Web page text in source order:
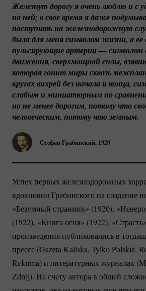
Стефан Грабинский, 1920
Железную дорогу я очень люблю и с
по ней; в свое время я даже
поступить на железнодорожную
была для меня символом жизни, а ее
пульсирующие артерии — символом
движения, сверхмощной силы,
которая гонит миры сквозь
кругах вихрей без начала и конца,
слабым и миниатюрным по
но не менее дорогим, потому что
человеческим, потому что земным.
Успех первых железнодорожных
вдохновил Грабинского на создание
«Безумный странник» (1920),
(1922), «Книга огня» (1922),
произведения публиковались в
прессе (Gazeta Kaliska, Tylko Polskie,
Reforma) и литературных журналах
Zdrój). На счету автора в общей